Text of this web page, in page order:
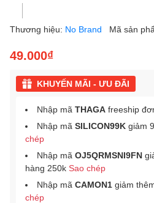
Thương hiệu: No Brand Mã sản
49.000₫
KHUYẾN MÃI - ƯU ĐÃI
Nhập mã THAGA freeship
Nhập mã SILICON99K giảm
chép
Nhập mã OJ5QRMSNI9FN
hàng 250k Sao chép
Nhập mã CAMON1 giảm
chép